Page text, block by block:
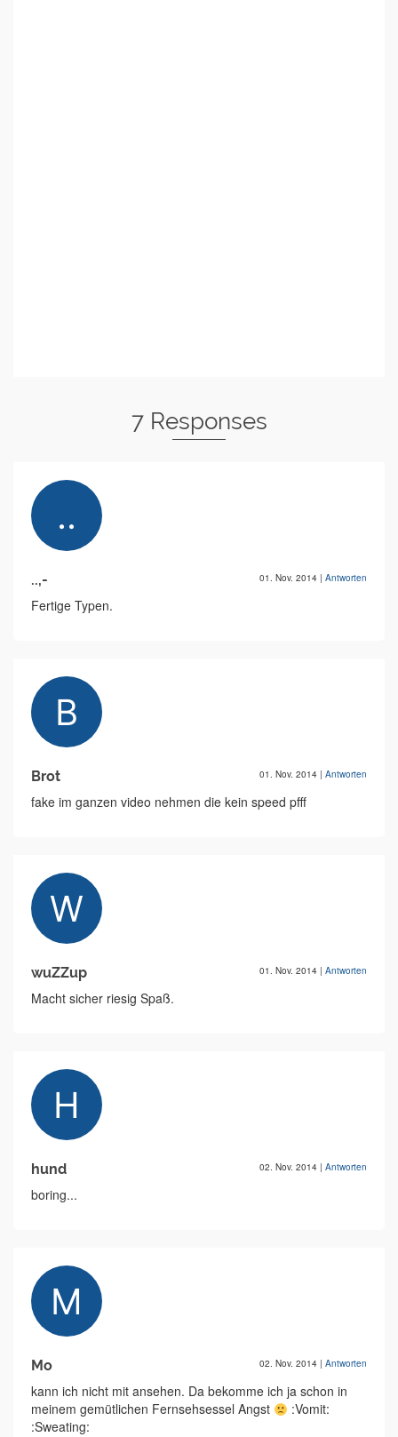
7 Responses
..,- 01. Nov. 2014 | Antworten
Fertige Typen.
Brot 01. Nov. 2014 | Antworten
fake im ganzen video nehmen die kein speed pfff
wuZZup 01. Nov. 2014 | Antworten
Macht sicher riesig Spaß.
hund 02. Nov. 2014 | Antworten
boring...
Mo 02. Nov. 2014 | Antworten
kann ich nicht mit ansehen. Da bekomme ich ja schon in
meinem gemütlichen Fernsehsessel Angst
:Vomit:
:Sweating: